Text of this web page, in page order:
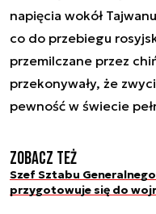
napięcia wokół
co do przebiegu
przemilczane przez
przekonywały, że
pewność w świecie
Zobacz też
Szef Sztabu
przygotowuje się do